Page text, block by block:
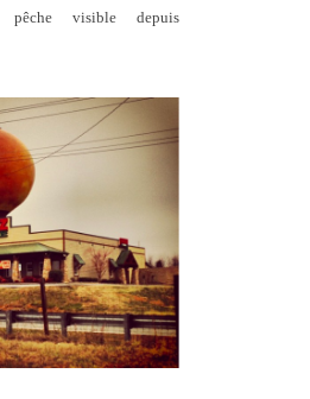
pêche visible depuis